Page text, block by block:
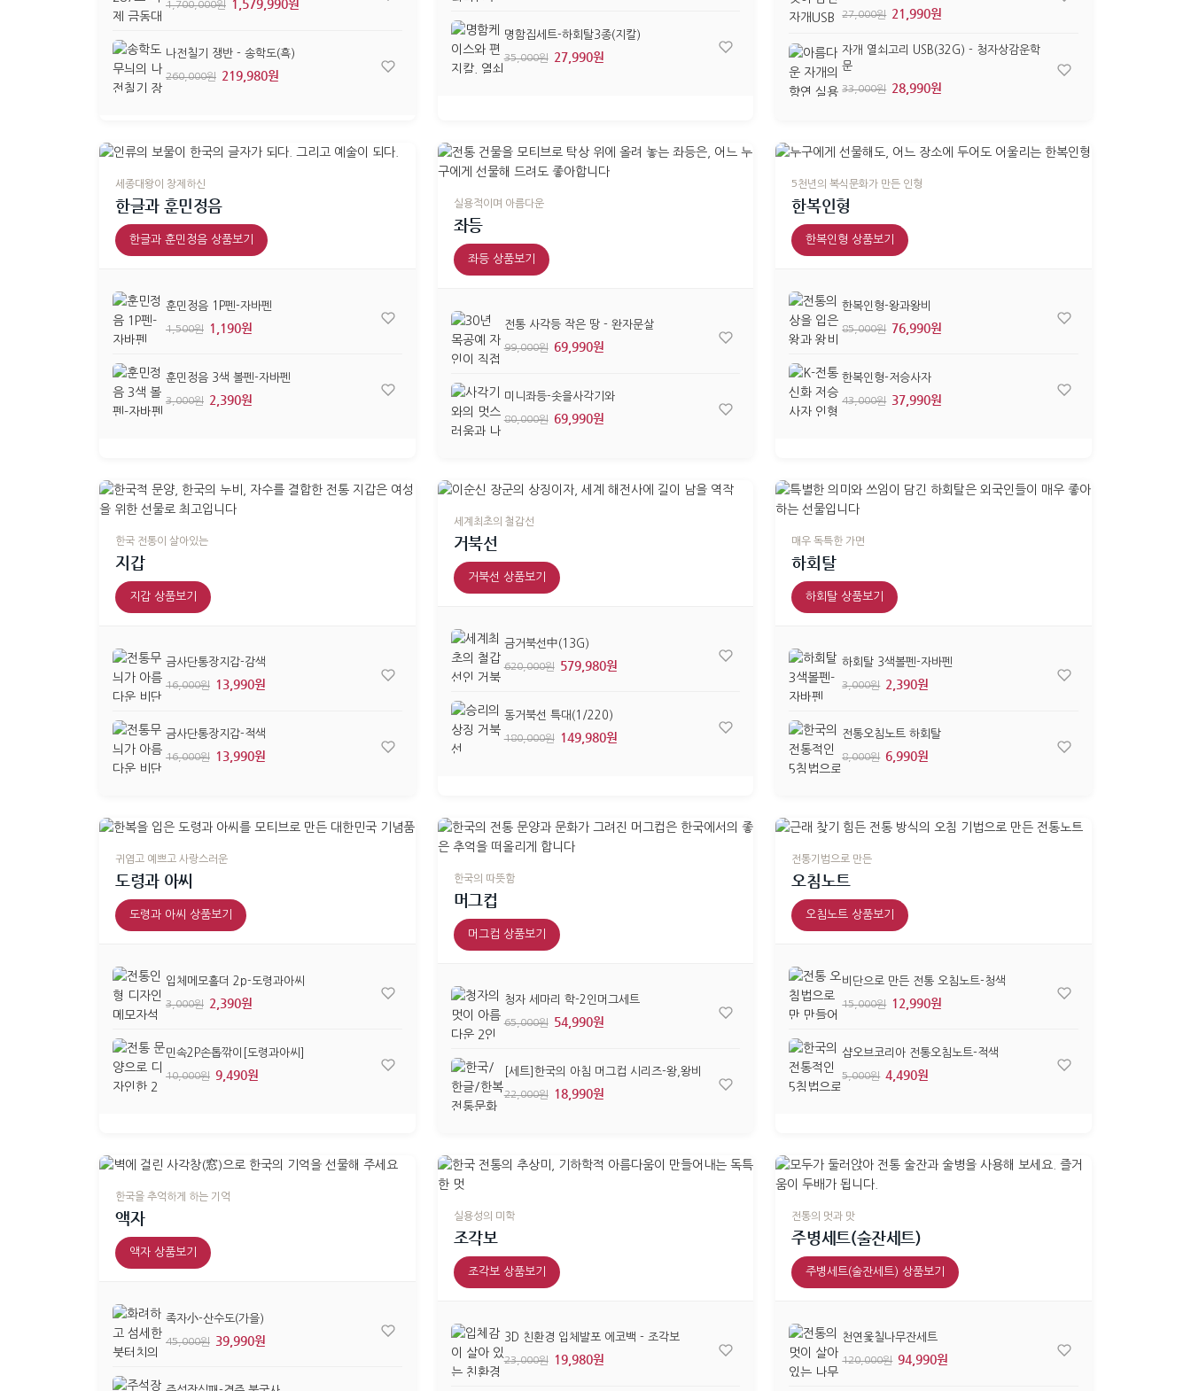
1,700,000원 1,579,990원
나전칠기 쟁반 - 송학도(흑)
260,000원 219,980원
명함집세트-하회탈3종(지칼)
35,000원 27,990원
27,000원 21,990원
자개 열쇠고리 USB(32G) - 청자상감운학
문
33,000원 28,990원
세종대왕이 창제하신
한글과 훈민정음
한글과 훈민정음 상품보기
훈민정음 1P펜-자바펜
1,500원 1,190원
훈민정음 3색 볼펜-자바펜
3,000원 2,390원
실용적이며 아름다운
좌등
좌등 상품보기
전통 사각등 작은 땅 - 완자문살
99,000원 69,990원
미니좌등-솟을사각기와
80,000원 69,990원
5천년의 복식문화가 만든 인형
한복인형
한복인형 상품보기
한복인형-왕과왕비
85,000원 76,990원
한복인형-저승사자
43,000원 37,990원
한국 전통이 살아있는
지갑
지갑 상품보기
금사단통장지갑-감색
16,000원 13,990원
금사단통장지갑-적색
16,000원 13,990원
세계최초의 철갑선
거북선
거북선 상품보기
금거북선中(13G)
620,000원 579,980원
동거북선 특대(1/220)
180,000원 149,980원
매우 독특한 가면
하회탈
하회탈 상품보기
하회탈 3색볼펜-자바펜
3,000원 2,390원
전통오침노트 하회탈
8,000원 6,990원
귀엽고 예쁘고 사랑스러운
도령과 아씨
도령과 아씨 상품보기
입체메모홀더 2p-도령과아씨
3,000원 2,390원
민속2P손톱깎이[도령과아씨]
10,000원 9,490원
한국의 따뜻함
머그컵
머그컵 상품보기
청자 세마리 학-2인머그세트
65,000원 54,990원
[세트]한국의 아침 머그컵 시리즈-왕,왕비
22,000원 18,990원
전통기법으로 만든
오침노트
오침노트 상품보기
비단으로 만든 전통 오침노트-청색
15,000원 12,990원
샵오브코리아 전통오침노트-적색
5,000원 4,490원
한국을 추억하게 하는 기억
액자
액자 상품보기
족자小-산수도(가을)
45,000원 39,990원
실용성의 미학
조각보
조각보 상품보기
3D 친환경 입체발포 에코백 - 조각보
23,000원 19,980원
전통의 멋과 맛
주병세트(술잔세트)
주병세트(술잔세트) 상품보기
천연옻칠나무잔세트
120,000원 94,990원